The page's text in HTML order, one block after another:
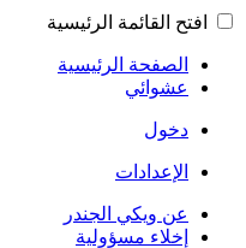
افتح القائمة الرئيسية
الصفحة الرئيسية
عشوائي
دخول
الإعدادات
عن ويكي الجندر
إخلاء مسؤولية